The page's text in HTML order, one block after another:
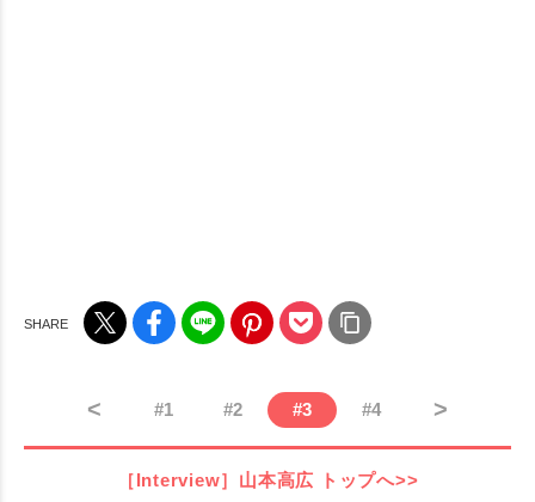
< #1 #2 #3 #4 >
［Interview］山本高広 トップへ>>